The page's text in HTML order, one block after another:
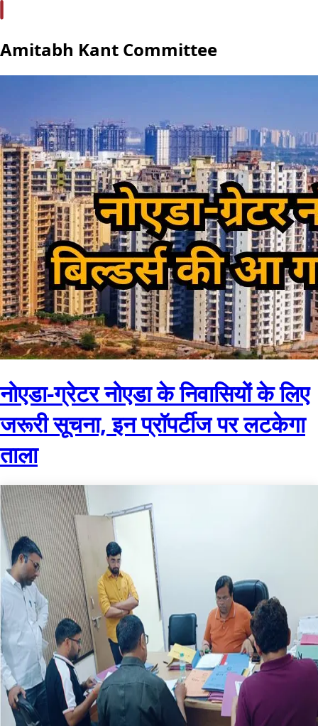
Amitabh Kant Committee
नोएडा-ग्रेटर नोएडा के निवासियों के लिए
जरूरी सूचना, इन प्रॉपर्टीज पर लटकेगा
ताला